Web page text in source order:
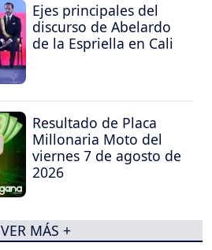
Ejes principales del
discurso de Abelardo
de la Espriella en Cali
Resultado de Placa
Millonaria Moto del
viernes 7 de agosto de
2026
VER MÁS +